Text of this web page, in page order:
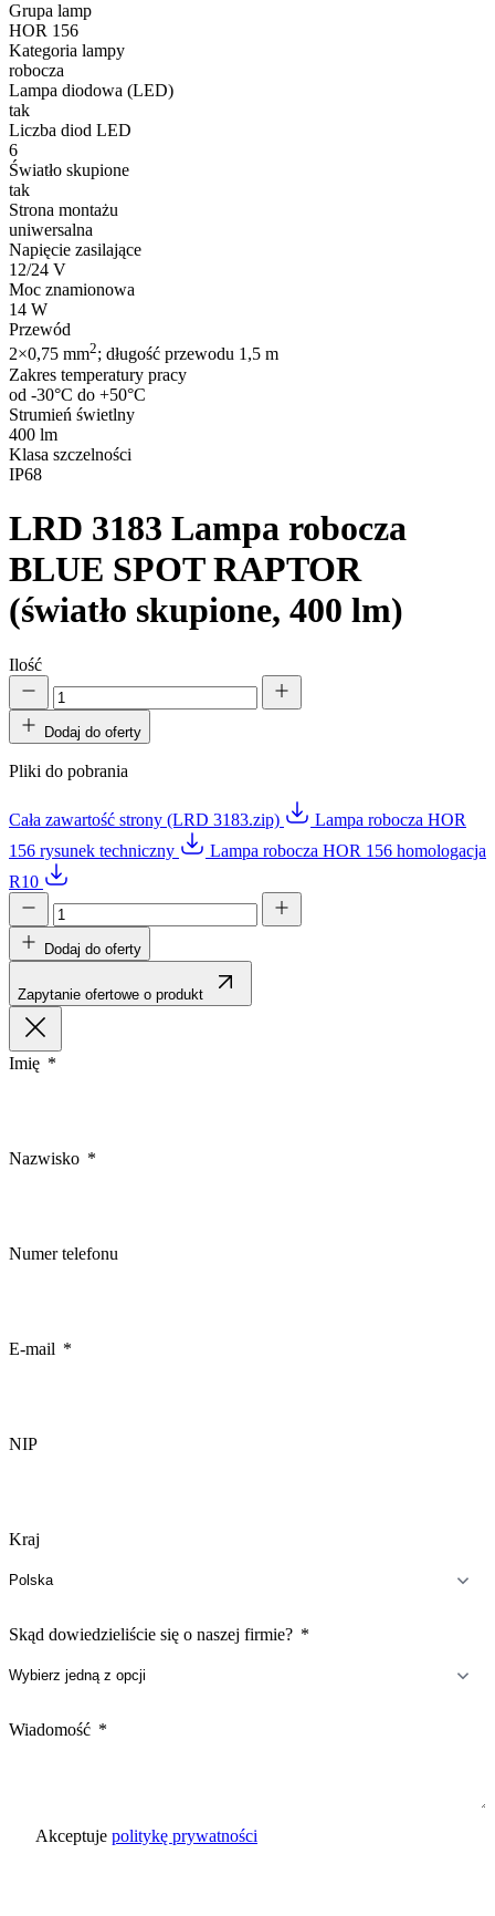
Grupa lamp
HOR 156
Kategoria lampy
robocza
Lampa diodowa (LED)
tak
Liczba diod LED
6
Światło skupione
tak
Strona montażu
uniwersalna
Napięcie zasilające
12/24 V
Moc znamionowa
14 W
Przewód
2×0,75 mm2; długość przewodu 1,5 m
Zakres temperatury pracy
od -30°C do +50°C
Strumień świetlny
400 lm
Klasa szczelności
IP68
LRD 3183 Lampa robocza
BLUE SPOT RAPTOR
(światło skupione, 400 lm)
Ilość
Dodaj do oferty
Pliki do pobrania
Cała zawartość strony (LRD 3183.zip)
Lampa robocza HOR
156 rysunek techniczny
Lampa robocza HOR 156 homologacja
R10
Dodaj do oferty
Zapytanie ofertowe o produkt
Imię
Nazwisko
Numer telefonu
E-mail
NIP
Kraj
Skąd dowiedzieliście się o naszej firmie?
Wiadomość
Akceptuje politykę prywatności